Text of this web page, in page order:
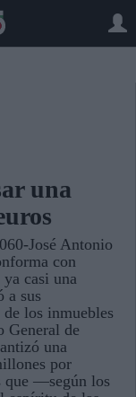
una
José Antonio
con
casi una
a sus
los inmuebles
General de
una
por
que —según los